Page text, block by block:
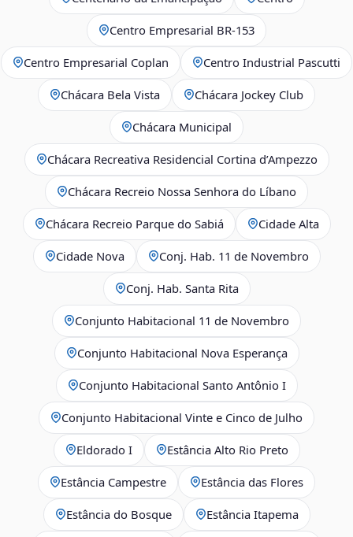
Centro Empresarial BR-153
Centro Empresarial Coplan Centro Industrial Pascutti
Chácara Bela Vista Chácara Jockey Club
Chácara Municipal
Chácara Recreativa Residencial Cortina d’Ampezzo
Chácara Recreio Nossa Senhora do Líbano
Chácara Recreio Parque do Sabiá Cidade Alta
Cidade Nova Conj. Hab. 11 de Novembro
Conj. Hab. Santa Rita
Conjunto Habitacional 11 de Novembro
Conjunto Habitacional Nova Esperança
Conjunto Habitacional Santo Antônio I
Conjunto Habitacional Vinte e Cinco de Julho
Eldorado I Estância Alto Rio Preto
Estância Campestre Estância das Flores
Estância do Bosque Estância Itapema